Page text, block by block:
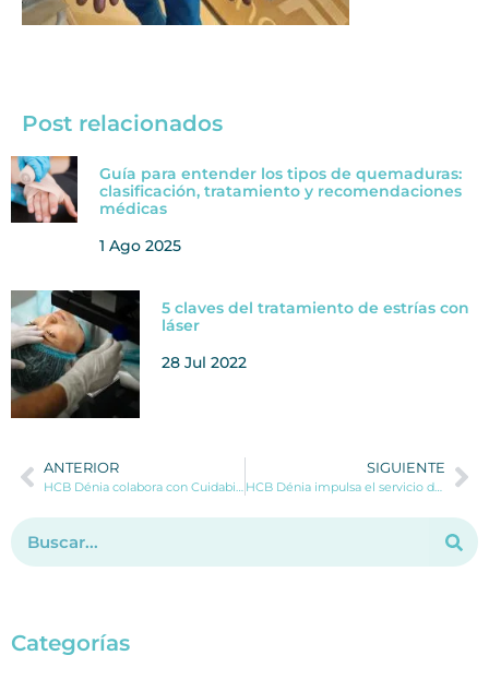
Post relacionados
Guía para entender los tipos de quemaduras:
clasificación, tratamiento y recomendaciones
médicas
1 Ago 2025
5 claves del tratamiento de estrías con
láser
28 Jul 2022
ANTERIOR
HCB Dénia colabora con Cuidabi para ofrecer atención domiciliaria a sus pacientes
SIGUIENTE
HCB Dénia impulsa el servicio de Medicina Digestiva y Endoscopias con la incorporación del Dr. Carlos Alberto Urdaneta
Categorías